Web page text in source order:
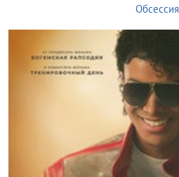
Обсессия